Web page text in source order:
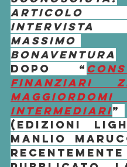
Massimo
Bonaventura
Dopo “
finanziari
intermediari”
Manlio
recentemente